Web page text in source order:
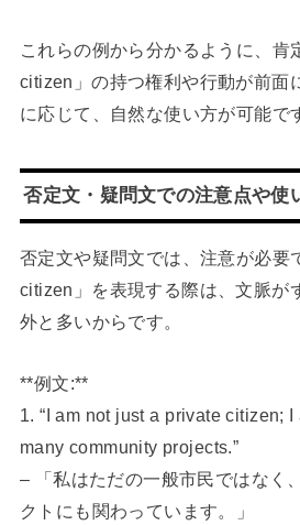
これらの例から分かるように、肯
citizen」の持つ権利や行動が前面
に応じて、自然な使い方が可能で
否定文・疑問文での注意点や使
否定文や疑問文では、注意が必要
citizen」を表現する際は、文脈が
外と多いからです。
**例文:**
1. “I am not just a private citizen;
many community projects.”
– 「私はただの一般市民ではなく
クトにも関わっています。」